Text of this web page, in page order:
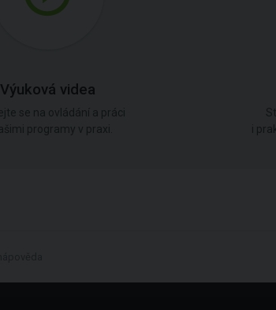
Výuková videa